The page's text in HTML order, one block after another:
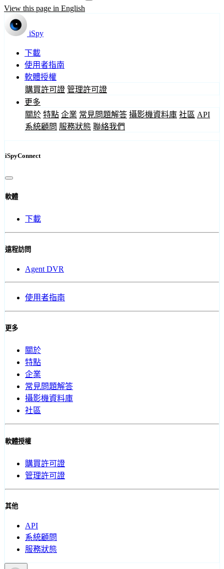
View this page in English
iSpy
下載
使用者指南
軟體授權
購買許可證 管理許可證
更多
關於 特點 企業 常見問題解答 攝影機資料庫 社區 API
系統顧問 服務狀態 聯絡我們
iSpyConnect
軟體
下載
遠程訪問
Agent DVR
使用者指南
更多
關於
特點
企業
常見問題解答
攝影機資料庫
社區
軟體授權
購買許可證
管理許可證
其他
API
系統顧問
服務狀態